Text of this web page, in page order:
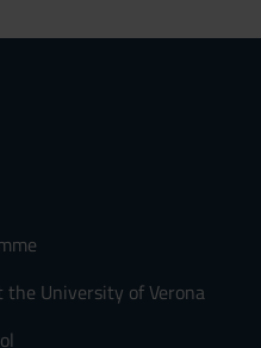
the University of Verona